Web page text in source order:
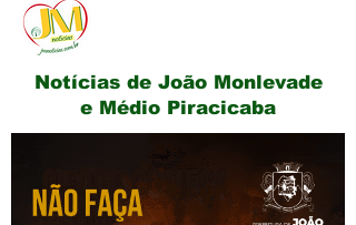
Notícias de João Monlevade
e Médio Piracicaba